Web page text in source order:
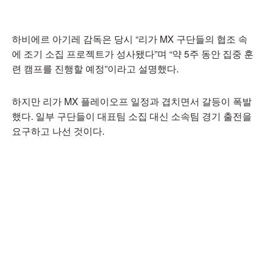
하비에르 아기레 감독은 당시 “리가 MX 구단들의 협조 속
에 조기 소집 프로젝트가 성사됐다”며 “약 5주 동안 집중 훈
련 캠프를 진행할 예정”이라고 설명했다.
하지만 리가 MX 플레이오프 일정과 겹치면서 갈등이 폭발
했다. 일부 구단들이 대표팀 소집 대신 소속팀 경기 출전을
요구하고 나선 것이다.